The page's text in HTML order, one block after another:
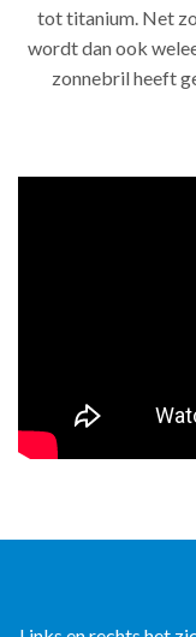
tot titanium. Net
wordt dan ook
zonnebril heeft